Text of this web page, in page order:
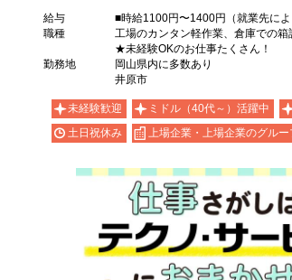
給与
■時給1100円〜1400円（就業先に
職種
工場のカンタン軽作業、倉庫での
★未経験OKのお仕事たくさん！
勤務地
岡山県内に多数あり
井原市
未経験歓迎 ミドル（40代～）活躍中
土日祝休み
上場企業・上場企業のグルー